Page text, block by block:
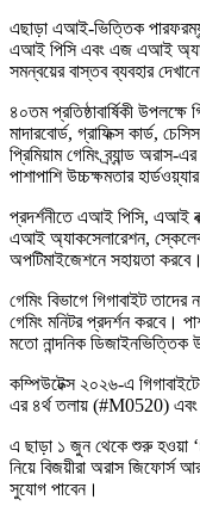
এছাড়া এআই-ভিত্তিক
এআই পিসি এবং এজ এআই
সমন্বয়ের বাস্তব ব্যবহার
৪০তম প্রতিষ্ঠাবার্ষিকী উপলক্ষে
মাদারবোর্ড, গ্রাফিক্স কার্ড,
প্রিমিয়াম গেমিং ব্র্যান্ড অরাস-
পাশাপাশি উচ্চক্ষমতার
প্রদর্শনীতে এআই পিসি, এআই
এআই অ্যাকসেলারেশন,
অপটিমাইজেশনে সহায়তা করবে।
গেমিং বিভাগে গিগাবাইট
গেমিং মনিটর প্রদর্শন করবে।
মতো নান্দনিক ডিজাইনভিত্তিক
কম্পিউটেক্স ২০২৬-এ
এর ৪র্থ তলায় (#M0520) এবং
এ ছাড়া ১ জুন থেকে শুরু হওয়া
নিয়ে বিজয়ীরা অরাস জিফোর্স
সুযোগ পাবেন।